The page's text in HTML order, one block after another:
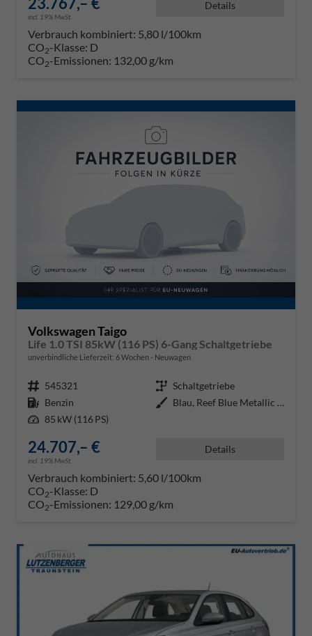
incl. 19% MwSt.
Details
Verbrauch kombiniert: 5,80 l/100km
CO2-Klasse: D
CO2-Emissionen: 132,00 g/km
Volkswagen Taigo
Life 1.0 TSI 85kW (116 PS) 6-Gang Schaltgetriebe
unverbindliche Lieferzeit: 6 Wochen Neuwagen
Fahrzeugnr. 545321 Getriebe Schaltgetriebe
Kraftstoff Benzin Außenfarbe
Blau, Reef Blue Metallic (0A)
Leistung 85 kW (116 PS)
24.707,– €
incl. 19% MwSt.
Details
Verbrauch kombiniert: 5,60 l/100km
CO2-Klasse: D
CO2-Emissionen: 129,00 g/km